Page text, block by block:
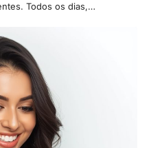
Todos os dias,…